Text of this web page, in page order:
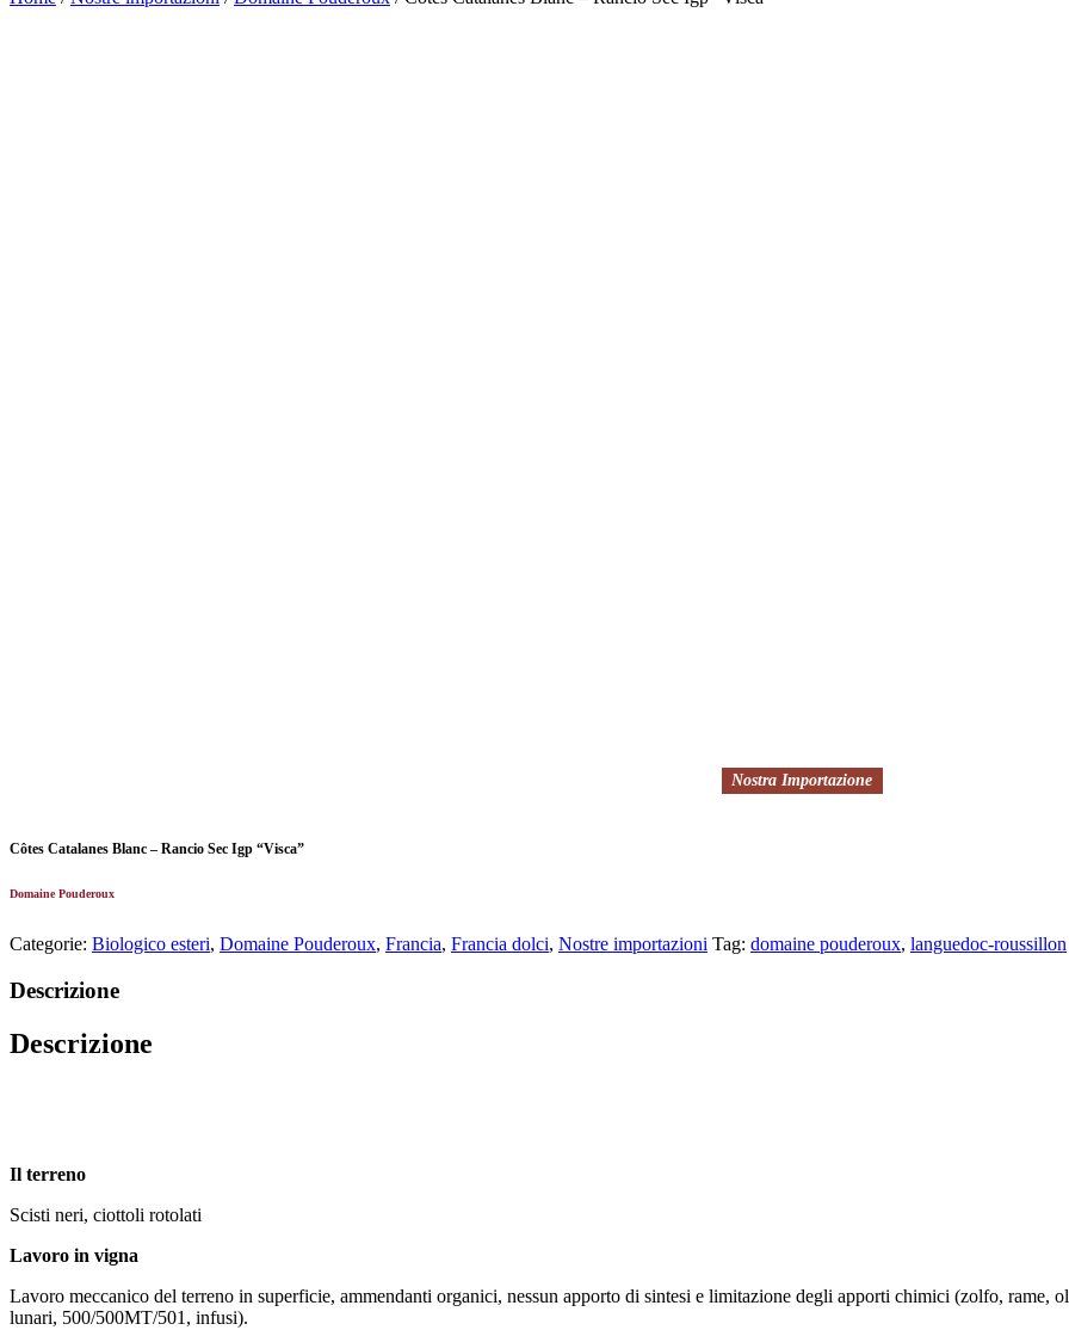
Nostra Importazione
Côtes Catalanes Blanc – Rancio Sec Igp “Visca”
Domaine Pouderoux
Categorie: Biologico esteri, Domaine Pouderoux, Francia, Francia dolci, Nostre importazioni Tag: domaine pouderoux, languedoc-roussillon
Descrizione
Descrizione
Il terreno
Scisti neri, ciottoli rotolati
Lavoro in vigna
Lavoro meccanico del terreno in superficie, ammendanti organici, nessun apporto di sintesi e limitazione degli apporti chimici (zolfo, rame,
lunari, 500/500MT/501, infusi).